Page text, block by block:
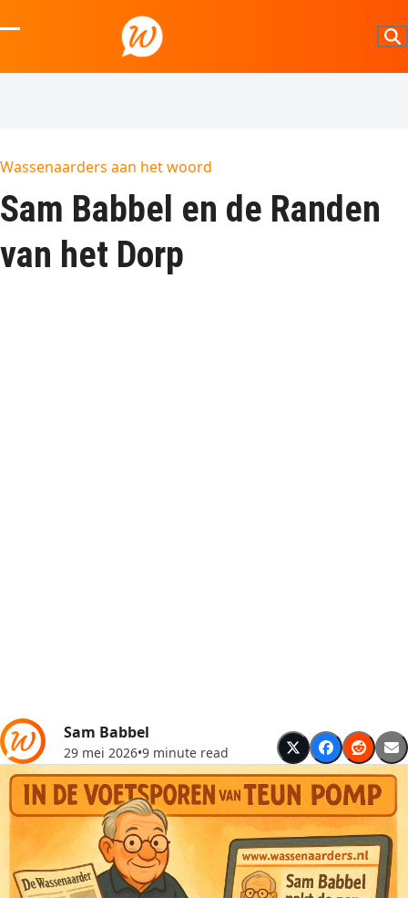
to
mobile
mobile
Wassenaarders aan het woord
Sam Babbel en de Randen
van het Dorp
Sam Babbel
29 mei 2026•9 minute read